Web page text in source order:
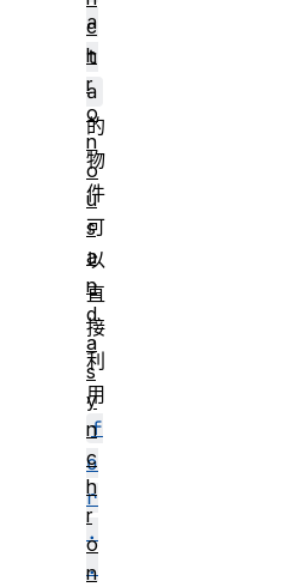
a
t
a
的
物
件
可
以
直
接
利
用
f
o
r
.
.
c
h
r
o
n
o
u
s
a
n
d
a
s
y
n
c
h
r
o
n